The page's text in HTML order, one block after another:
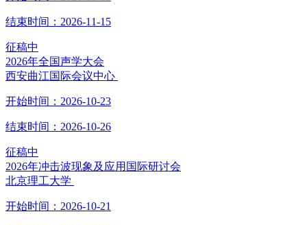
结束时间： 2026-11-15
征稿中
2026年全国声学大会
西安曲江国际会议中心
开始时间： 2026-10-23
结束时间： 2026-10-26
征稿中
2026年冲击波现象及应用国际研讨会
北京理工大学
开始时间： 2026-10-21